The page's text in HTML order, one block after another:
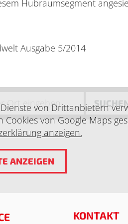
Hubraumsegment
Ausgabe 5/2014
von Drittanbietern
Cookies von Google Maps
anzeigen.
ANZEIGEN
KONTAKT